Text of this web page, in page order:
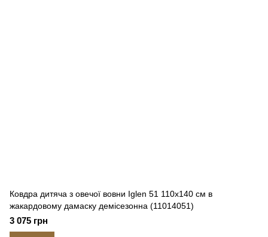
Ковдра дитяча з овечої вовни Iglen 51 110x140 см в
жакардовому дамаску демісезонна (11014051)
3 075 грн